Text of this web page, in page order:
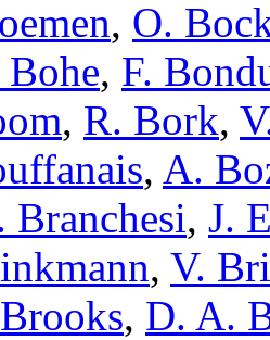
, O.
, F.
, R. Bork,
, A.
Branchesi, J.
, V.
, D. A.